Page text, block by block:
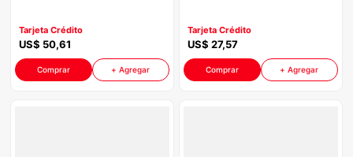
Negro
Tarjeta Crédito
US$ 50,61
Comprar + Agregar
Con Negro
Tarjeta Crédito
US$ 27,57
Comprar + Agregar